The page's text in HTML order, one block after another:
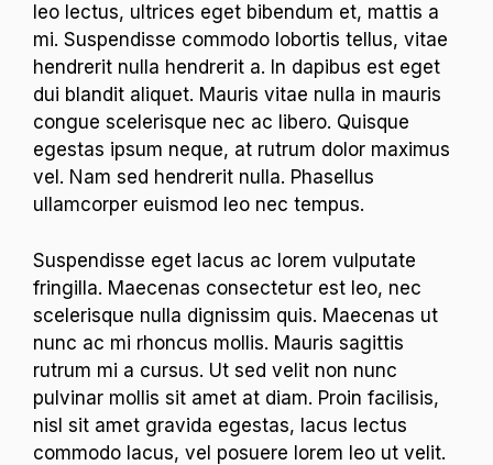
leo lectus, ultrices eget bibendum et, mattis a
mi. Suspendisse commodo lobortis tellus, vitae
hendrerit nulla hendrerit a. In dapibus est eget
dui blandit aliquet. Mauris vitae nulla in mauris
congue scelerisque nec ac libero. Quisque
egestas ipsum neque, at rutrum dolor maximus
vel. Nam sed hendrerit nulla. Phasellus
ullamcorper euismod leo nec tempus.
Suspendisse eget lacus ac lorem vulputate
fringilla. Maecenas consectetur est leo, nec
scelerisque nulla dignissim quis. Maecenas ut
nunc ac mi rhoncus mollis. Mauris sagittis
rutrum mi a cursus. Ut sed velit non nunc
pulvinar mollis sit amet at diam. Proin facilisis,
nisl sit amet gravida egestas, lacus lectus
commodo lacus, vel posuere lorem leo ut velit.